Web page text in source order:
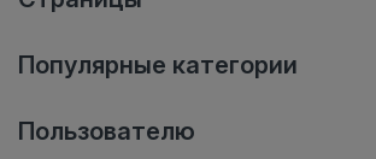
Популярные категории
Пользователю